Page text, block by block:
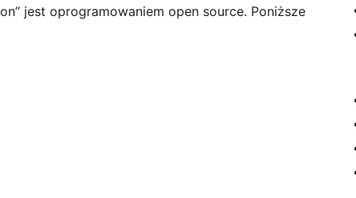
jest oprogramowaniem open source. Poniższe